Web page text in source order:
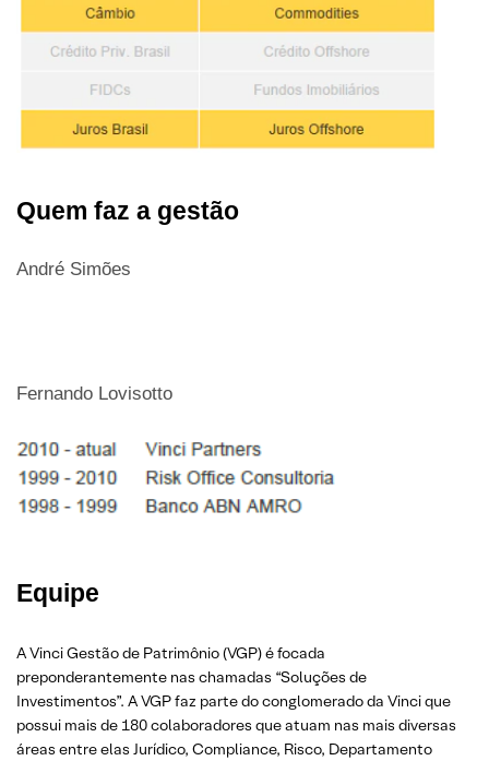
Quem faz a gestão
André Simões
Fernando Lovisotto
Equipe
A Vinci Gestão de Patrimônio (VGP) é focada
preponderantemente nas chamadas “Soluções de
Investimentos”. A VGP faz parte do conglomerado da Vinci que
possui mais de 180 colaboradores que atuam nas mais diversas
áreas entre elas Jurídico, Compliance, Risco, Departamento